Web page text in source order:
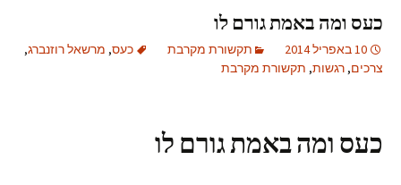
כעס ומה באמת גורם לו
10 באפריל 2014 תקשורת מקרבת כעס, מרשאל רוזנברג,
צרכים, רגשות, תקשורת מקרבת
כעס ומה באמת גורם לו